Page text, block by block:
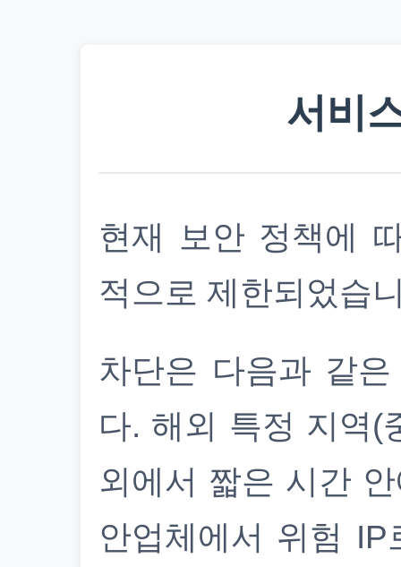
서비
현재 보안 정책에
적으로 제한되었습
차단은 다음과 같
다. 해외 특정 지역(
외에서 짧은 시간
안업체에서 위험